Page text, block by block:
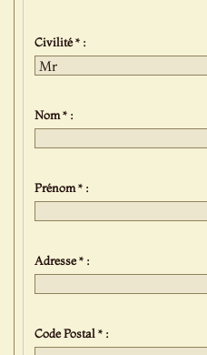
Civilité * :
Nom * :
Prénom * :
Adresse * :
Code Postal * :